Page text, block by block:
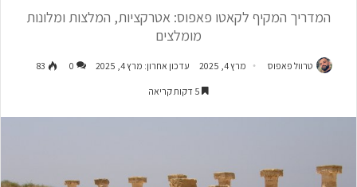
המדריך המקיף לקאטו פאפוס: אטרקציות, המלצות ומלונות
מומלצים
טרוול פאפוס מרץ 4, 2025 עדכון אחרון: מרץ 4, 2025 0
83